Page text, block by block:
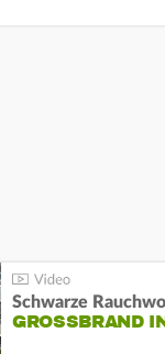
Schwarze
GROSSBRAND